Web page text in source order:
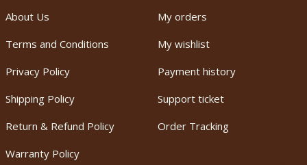
About Us
Terms and Conditions
Privacy Policy
Shipping Policy
Return & Refund Policy
Warranty Policy
My orders
My wishlist
Payment history
Support ticket
Order Tracking